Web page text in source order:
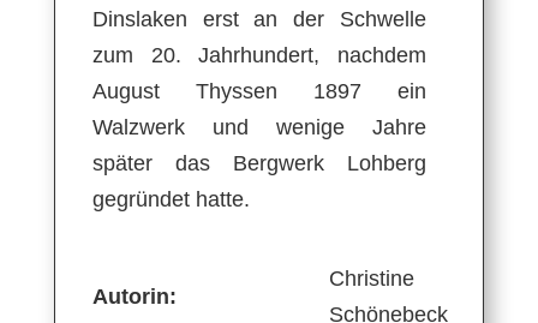
Dinslaken erst an der Schwelle
zum 20. Jahrhundert, nachdem
August Thyssen 1897 ein
Walzwerk und wenige Jahre
später das Bergwerk Lohberg
gegründet hatte.
Autorin:
Christine
Schönebeck